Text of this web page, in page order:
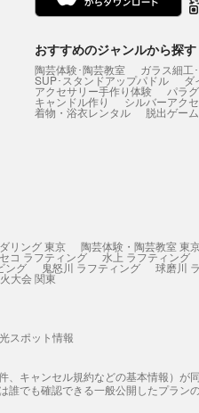
おすすめのジャンルから探す
陶芸体験･陶芸教室 ガラス細工
SUP･スタンドアップパドル ダ
アクセサリー手作り体験 パラ
キャンドル作り シルバーアク
着物・浴衣レンタル 脱出ゲーム
リング 東京 陶芸体験・陶芸教室 東
コ ラフティング 水上 ラフティング
ング 鬼怒川 ラフティング 球磨川
大会 関東
スポット情報
キャンセル規約などの基本情報）
でも確認できる一般公開したプラン